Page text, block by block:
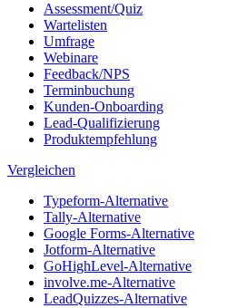
Assessment/Quiz
Wartelisten
Umfrage
Webinare
Feedback/NPS
Terminbuchung
Kunden-Onboarding
Lead-Qualifizierung
Produktempfehlung
Vergleichen
Typeform-Alternative
Tally-Alternative
Google Forms-Alternative
Jotform-Alternative
GoHighLevel-Alternative
involve.me-Alternative
LeadQuizzes-Alternative